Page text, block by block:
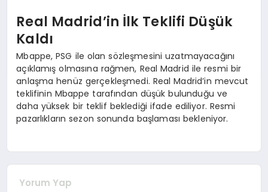
Real Madrid’in İlk Teklifi Düşük
Kaldı
Mbappe, PSG ile olan sözleşmesini uzatmayacağını
açıklamış olmasına rağmen, Real Madrid ile resmi bir
anlaşma henüz gerçekleşmedi. Real Madrid’in mevcut
teklifinin Mbappe tarafından düşük bulunduğu ve
daha yüksek bir teklif beklediği ifade ediliyor. Resmi
pazarlıkların sezon sonunda başlaması bekleniyor.
Yorum Yap